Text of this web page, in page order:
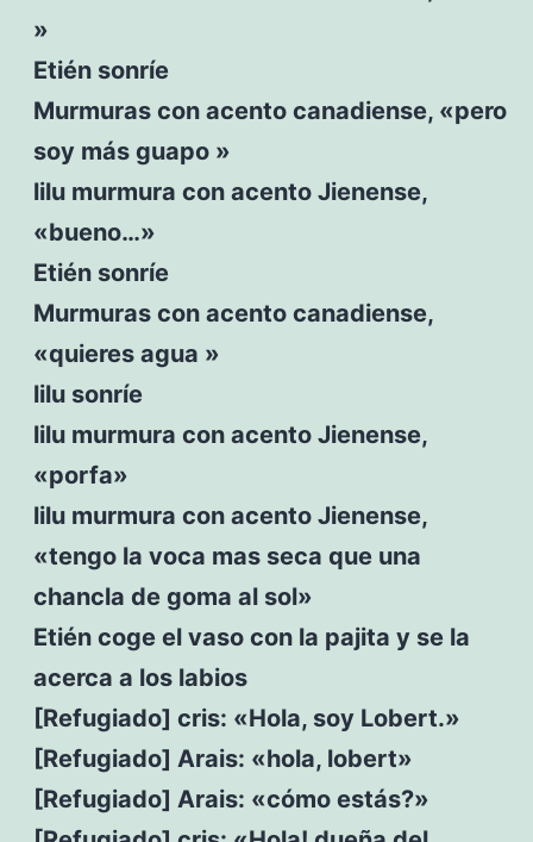
»
Etién sonríe
Murmuras con acento canadiense, «pero
soy más guapo »
lilu murmura con acento Jienense,
«bueno…»
Etién sonríe
Murmuras con acento canadiense,
«quieres agua »
lilu sonríe
lilu murmura con acento Jienense,
«porfa»
lilu murmura con acento Jienense,
«tengo la voca mas seca que una
chancla de goma al sol»
Etién coge el vaso con la pajita y se la
acerca a los labios
[Refugiado] cris: «Hola, soy Lobert.»
[Refugiado] Arais: «hola, lobert»
[Refugiado] Arais: «cómo estás?»